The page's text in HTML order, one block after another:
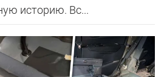
историю. Вс...